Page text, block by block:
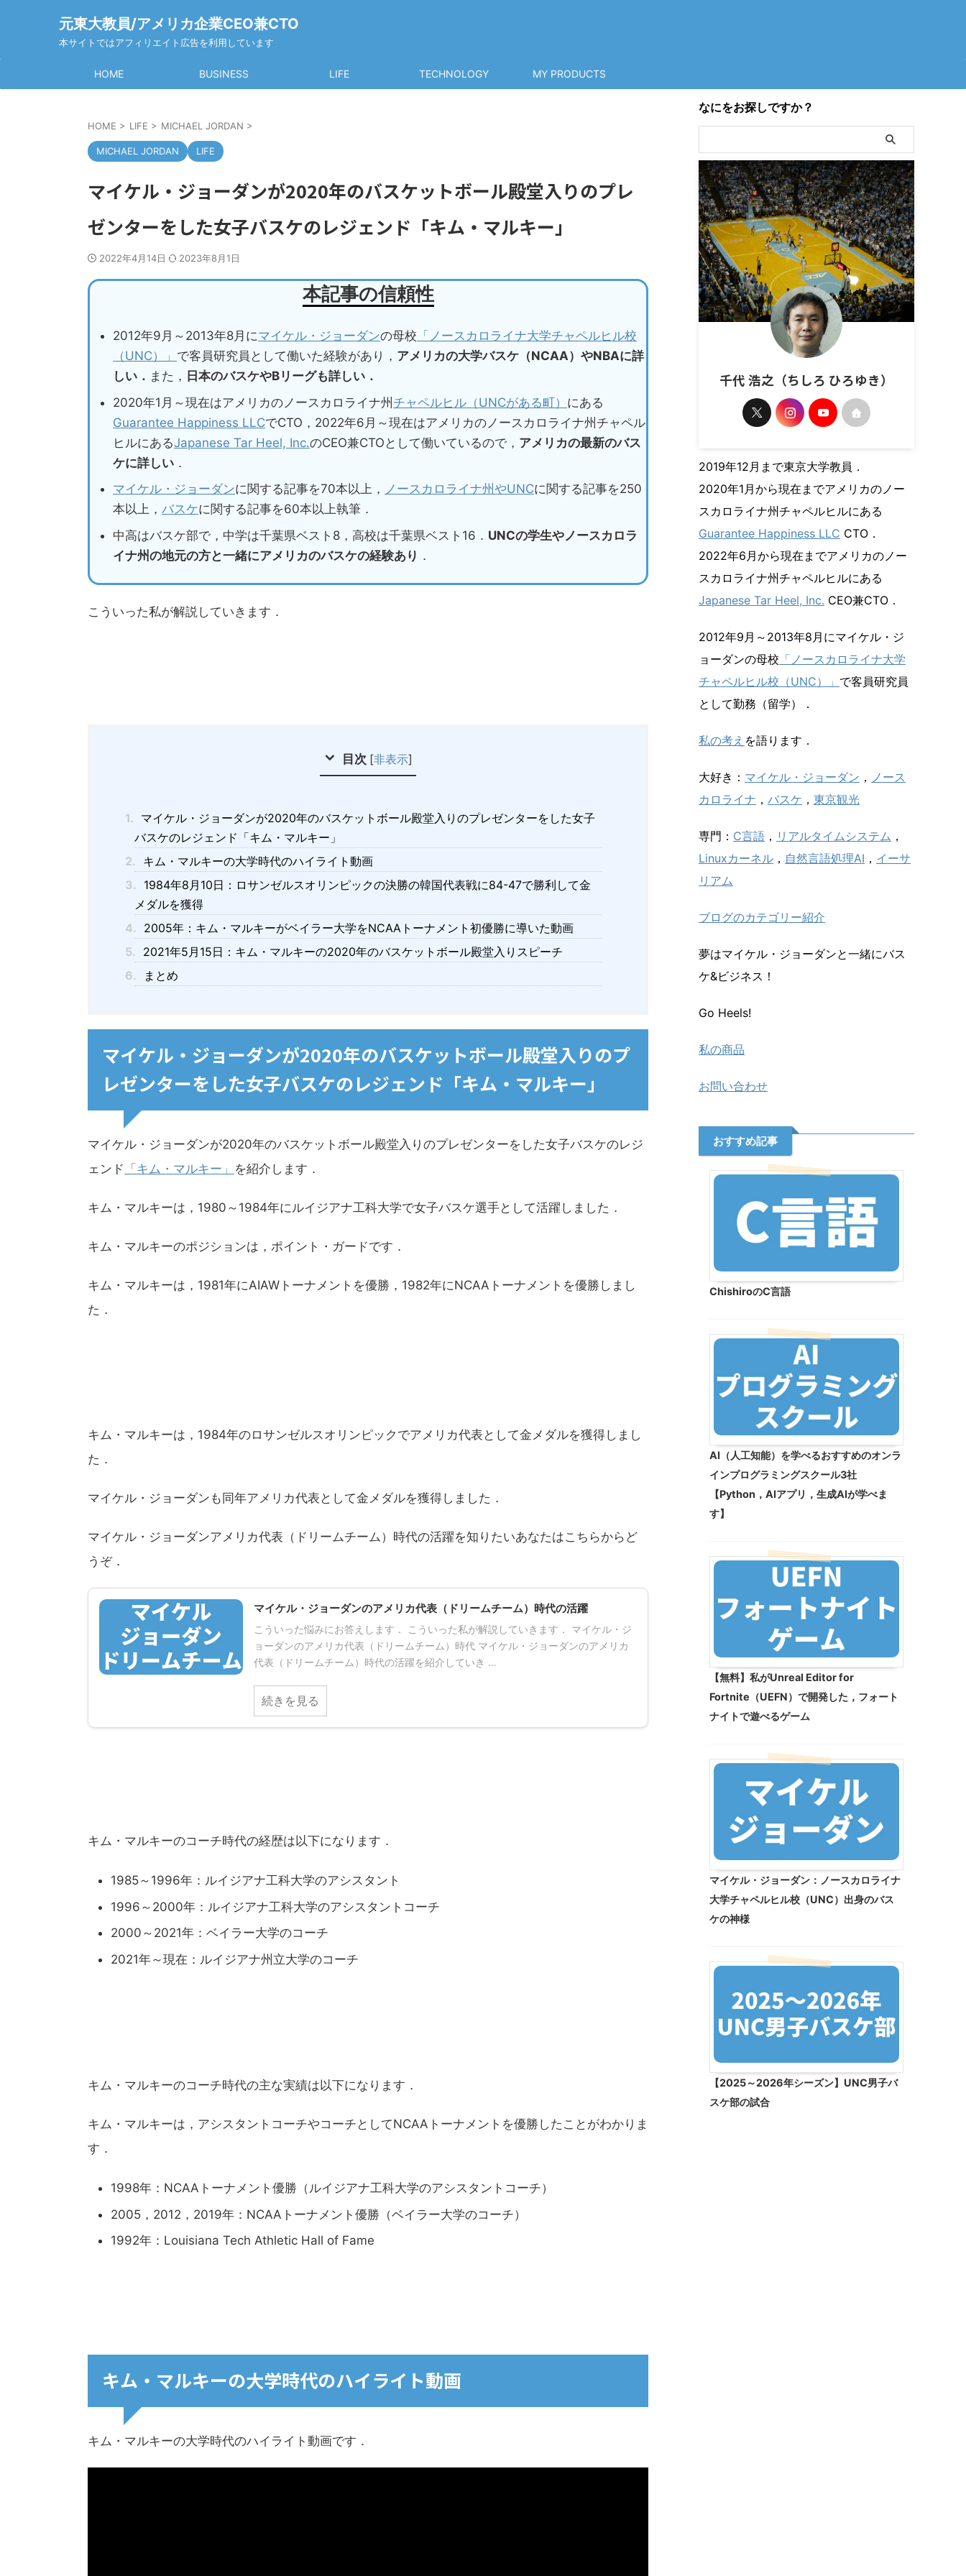
元東大教員/アメリカ企業CEO兼CTO
本サイトではアフィリエイト広告を利用しています
HOME BUSINESS LIFE TECHNOLOGY MY PRODUCTS
HOME > LIFE > MICHAEL JORDAN >
MICHAEL JORDAN LIFE
マイケル・ジョーダンが2020年のバスケットボール殿堂入りのプレ
ゼンターをした女子バスケのレジェンド「キム・マルキー」
2022年4月14日 2023年8月1日
本記事の信頼性
2012年9月～2013年8月にマイケル・ジョーダンの母校 「ノースカロライナ大学チャペルヒル校
（UNC）」 で客員研究員として働いた経験があり， アメリカの大学バスケ（NCAA）やNBAに詳
しい． また， 日本のバスケやBリーグも詳しい．
2020年1月～現在はアメリカのノースカロライナ州 チャペルヒル（UNCがある町） にある
Guarantee Happiness LLCでCTO，2022年6月～現在はアメリカのノースカロライナ州チャペル
ヒルにあるJapanese Tar Heel, Inc.のCEO兼CTOとして働いているので， アメリカの最新のバス
ケに詳しい ．
マイケル・ジョーダンに関する記事を70本以上， ノースカロライナ州やUNCに関する記事を250
本以上， バスケに関する記事を60本以上執筆．
中高はバスケ部で，中学は千葉県ベスト8，高校は千葉県ベスト16． UNCの学生やノースカロラ
イナ州の地元の方と一緒にアメリカのバスケの経験あり ．
こういった私が解説していきます．
目次 [非表示]
1. マイケル・ジョーダンが2020年のバスケットボール殿堂入りのプレゼンターをした女子
バスケのレジェンド「キム・マルキー」
2. キム・マルキーの大学時代のハイライト動画
3. 1984年8月10日：ロサンゼルスオリンピックの決勝の韓国代表戦に84-47で勝利して金
メダルを獲得
4. 2005年：キム・マルキーがベイラー大学をNCAAトーナメント初優勝に導いた動画
5. 2021年5月15日：キム・マルキーの2020年のバスケットボール殿堂入りスピーチ
6.
まとめ
マイケル・ジョーダンが2020年のバスケットボール殿堂入りのプ
レゼンターをした女子バスケのレジェンド「キム・マルキー」
マイケル・ジョーダンが2020年のバスケットボール殿堂入りのプレゼンターをした女子バスケのレジ
ェンド 「キム・マルキー」 を紹介します．
キム・マルキーは，1980～1984年にルイジアナ工科大学で女子バスケ選手として活躍しました．
キム・マルキーのポジションは，ポイント・ガードです．
キム・マルキーは，1981年にAIAWトーナメントを優勝，1982年にNCAAトーナメントを優勝しまし
た．
キム・マルキーは，1984年のロサンゼルスオリンピックでアメリカ代表として金メダルを獲得しまし
た．
マイケル・ジョーダンも同年アメリカ代表として金メダルを獲得しました．
マイケル・ジョーダンアメリカ代表（ドリームチーム）時代の活躍を知りたいあなたはこちらからど
うぞ．
マイケル・ジョーダンのアメリカ代表（ドリームチーム）時代の活躍
こういった悩みにお答えします． こういった私が解説していきます． マイケル・ジ
ョーダンのアメリカ代表（ドリームチーム）時代 マイケル・ジョーダンのアメリカ
代表（ドリームチーム）時代の活躍を紹介していき ...
続きを見る
キム・マルキーのコーチ時代の経歴は以下になります．
1985～1996年：ルイジアナ工科大学のアシスタント
1996～2000年：ルイジアナ工科大学のアシスタントコーチ
2000～2021年：ベイラー大学のコーチ
2021年～現在：ルイジアナ州立大学のコーチ
キム・マルキーのコーチ時代の主な実績は以下になります．
キム・マルキーは，アシスタントコーチやコーチとしてNCAAトーナメントを優勝したことがわかりま
す．
1998年：NCAAトーナメント優勝（ルイジアナ工科大学のアシスタントコーチ）
2005，2012，2019年：NCAAトーナメント優勝（ベイラー大学のコーチ）
1992年：Louisiana Tech Athletic Hall of Fame
キム・マルキーの大学時代のハイライト動画
キム・マルキーの大学時代のハイライト動画です．
なにをお探しですか？
千代 浩之（ちしろ ひろゆき）
2019年12月まで東京大学教員．
2020年1月から現在までアメリカのノー
スカロライナ州チャペルヒルにある
Guarantee Happiness LLC CTO．
2022年6月から現在までアメリカのノー
スカロライナ州チャペルヒルにある
Japanese Tar Heel, Inc. CEO兼CTO．
2012年9月～2013年8月にマイケル・ジ
ョーダンの母校 「ノースカロライナ大学
チャペルヒル校（UNC）」 で客員研究員
として勤務（留学）．
私の考え を語ります．
大好き： マイケル・ジョーダン ， ノース
カロライナ ， バスケ ， 東京観光
専門： C言語 ， リアルタイムシステム ，
Linuxカーネル ， 自然言語処理AI ， イーサ
リアム
ブログのカテゴリー紹介
夢はマイケル・ジョーダンと一緒にバス
ケ&ビジネス！
Go Heels!
私の商品
お問い合わせ
おすすめ記事
ChishiroのC言語
AI（人工知能）を学べるおすすめのオンラ
インプログラミングスクール3社
【Python，AIアプリ，生成AIが学べま
す】
【無料】私がUnreal Editor for
Fortnite（UEFN）で開発した，フォート
ナイトで遊べるゲーム
マイケル・ジョーダン：ノースカロライナ
大学チャペルヒル校（UNC）出身のバス
ケの神様
【2025～2026年シーズン】UNC男子バ
スケ部の試合